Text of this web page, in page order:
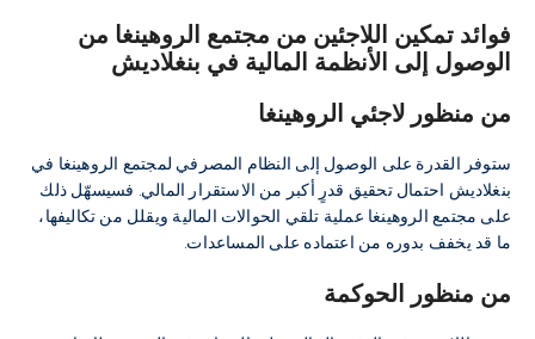
فوائد تمكين اللاجئين من مجتمع الروهينغا من
الوصول إلى الأنظمة المالية في بنغلاديش
من منظور لاجئي الروهينغا
ستوفر القدرة على الوصول إلى النظام المصرفي لمجتمع الروهينغا في
بنغلاديش احتمال تحقيق قدرٍ أكبر من الاستقرار المالي. فسيسهّل ذلك
على مجتمع الروهينغا عملية تلقي الحوالات المالية ويقلل من تكاليفها،
ما قد يخفف بدوره من اعتماده على المساعدات.
من منظور الحوكمة